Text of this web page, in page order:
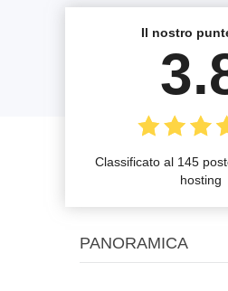
Il nostro
Classificato al 145
hosting
PANORAMICA